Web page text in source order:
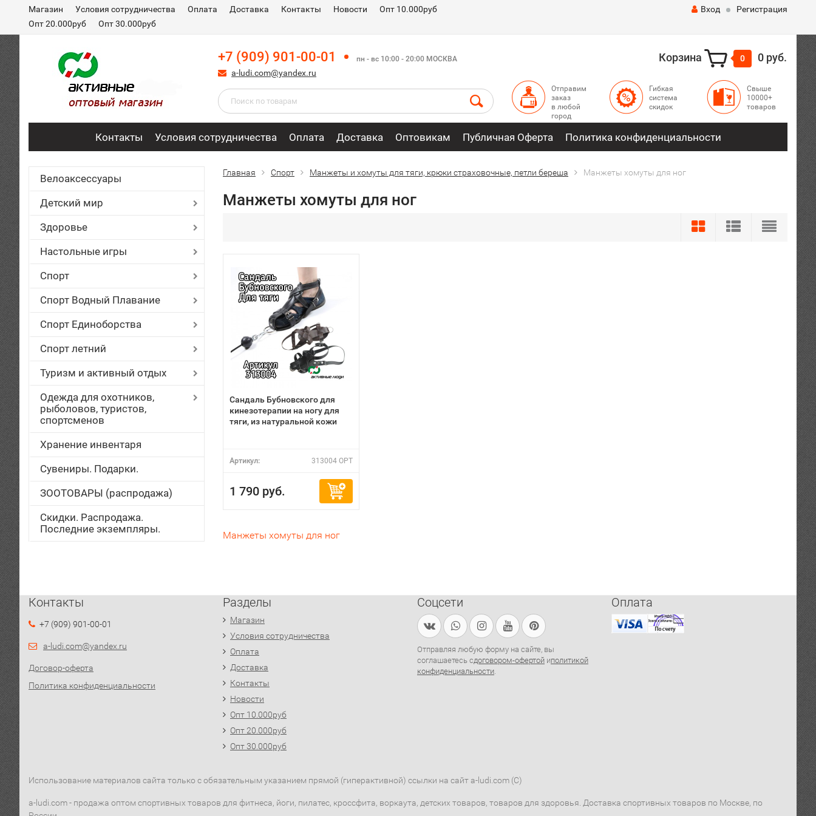
Магазин Условия сотрудничества Оплата Доставка Контакты Новости
Опт 10.000руб
Опт 20.000руб
Опт 30.000руб
Вход Регистрация
+7 (909) 901-00-01 пн - вс 10:00 - 20:00 МОСКВА
a-ludi.com@yandex.ru
Корзина 0 0 руб.
Отправим
заказ
в любой
город
Гибкая
система
скидок
Свыше
10000+
товаров
Контакты Условия сотрудничества Оплата Доставка Оптовикам Публичная Оферта Политика конфиденциальности
Велоаксессуары
Детский мир
Здоровье
Настольные игры
Спорт
Спорт Водный Плавание
Спорт Единоборства
Спорт летний
Туризм и активный отдых
Одежда для охотников,
рыболовов, туристов,
спортсменов
Хранение инвентаря
Сувениры. Подарки.
ЗООТОВАРЫ (распродажа)
Скидки. Распродажа.
Последние экземпляры.
Главная Спорт Манжеты и хомуты для тяги, крюки страховочные, петли береша Манжеты хомуты для ног
Манжеты хомуты для ног
Сандаль Бубновского для
кинезотерапии на ногу для
тяги, из натуральной кожи
Артикул: 313004 OPT
1 790 руб.
Манжеты хомуты для ног
Контакты
+7 (909) 901-00-01
a-ludi.com@yandex.ru
Договор-оферта
Политика конфиденциальности
Разделы
Магазин
Условия сотрудничества
Оплата
Доставка
Контакты
Новости
Опт 10.000руб
Опт 20.000руб
Опт 30.000руб
Соцсети
Отправляя любую форму на сайте, вы
соглашаетесь сдоговором-офертой иполитикой
конфиденциальности.
Оплата
Использование материалов сайта только с обязательным указанием прямой (гиперактивной) ссылки на сайт a-ludi.com (C)
a-ludi.com - продажа оптом спортивных товаров для фитнеса, йоги, пилатес, кроссфита, воркаута, детских товаров, товаров для здоровья. Доставка спортивных товаров по Москве, по